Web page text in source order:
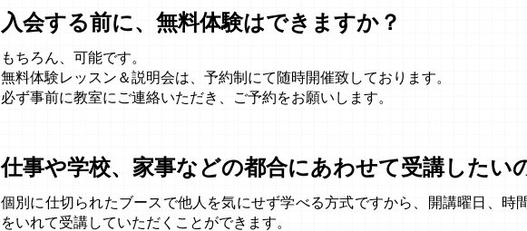
入会する前に、無料体験はできますか？
もちろん、可能です。
無料体験レッスン＆説明会は、予約制にて随時開催致しております。
必ず事前に教室にご連絡いただき、ご予約をお願いします。
仕事や学校、家事などの都合にあわせて受講したい
個別に仕切られたブースで他人を気にせず学べる方式ですから、開講曜日、時
をいれて受講していただくことができます。